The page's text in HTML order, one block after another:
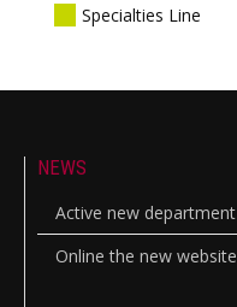
Specialties Line
NEWS
Active new department
Online the new website